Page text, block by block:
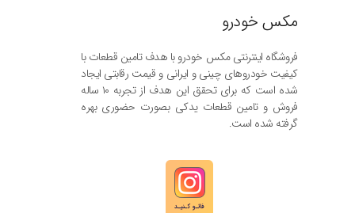
مکس خودرو
فروشگاه اینترنتی مکس خودرو با هدف تامین قطعات با
کیفیت خودروهای چینی و ایرانی و قیمت رقابتی ایجاد
شده است که برای تحقق این هدف از تجربه ۱۰ ساله
فروش و تامین قطعات یدکی بصورت حضوری بهره
گرفته شده است.